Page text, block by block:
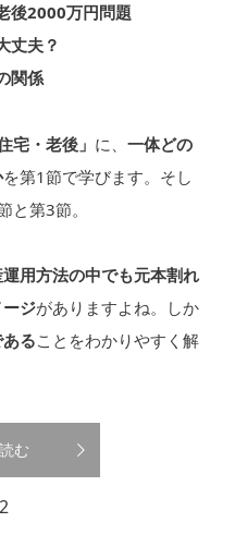
後2000万円問題
丈夫？
関係
宅・老後」 に、 一体どの
を第1節で学びます。そし
第3節。
用方法の中でも元本割れ
ジがありますよね。しか
ることをわかりやすく解
む